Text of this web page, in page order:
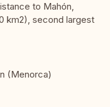
to Mahón,
km2), second largest
(Menorca)